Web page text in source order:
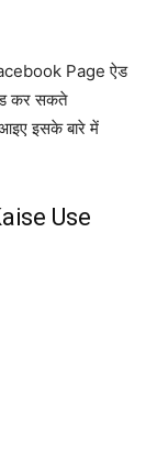
Page ऐड
कर सकते
इसके बारे में
Use